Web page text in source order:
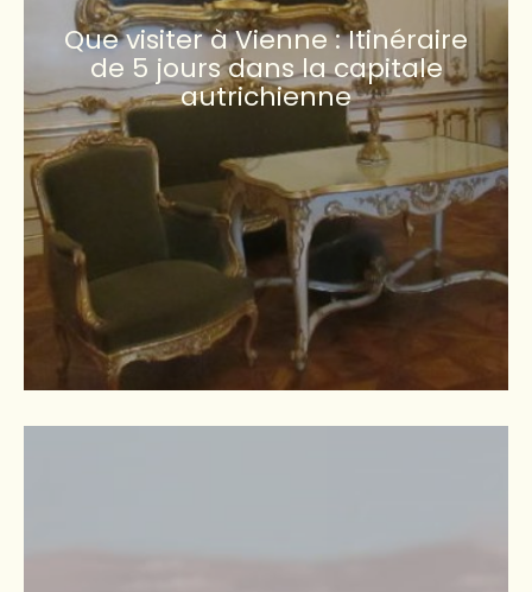
Que visiter à Vienne : Itinéraire
de 5 jours dans la capitale
autrichienne